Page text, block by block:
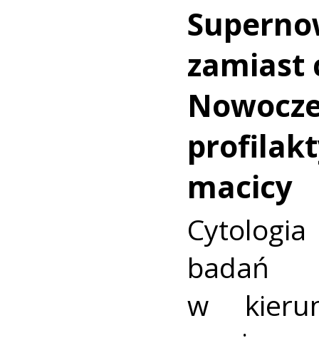
zamiast
macicy
badań
w